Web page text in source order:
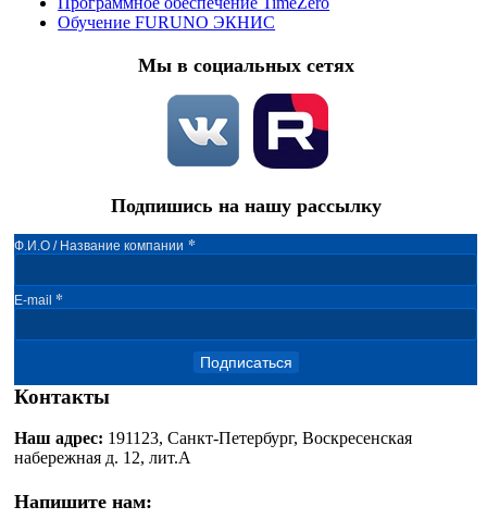
Обучение FURUNO ЭКНИС
Мы в социальных сетях
Подпишись на нашу рассылку
Ф.И.О / Название компании *
E-mail *
Подписаться
Контакты
Наш адрес: 191123, Санкт-Петербург, Воскресенская
набережная д. 12, лит.А
Напишите нам: